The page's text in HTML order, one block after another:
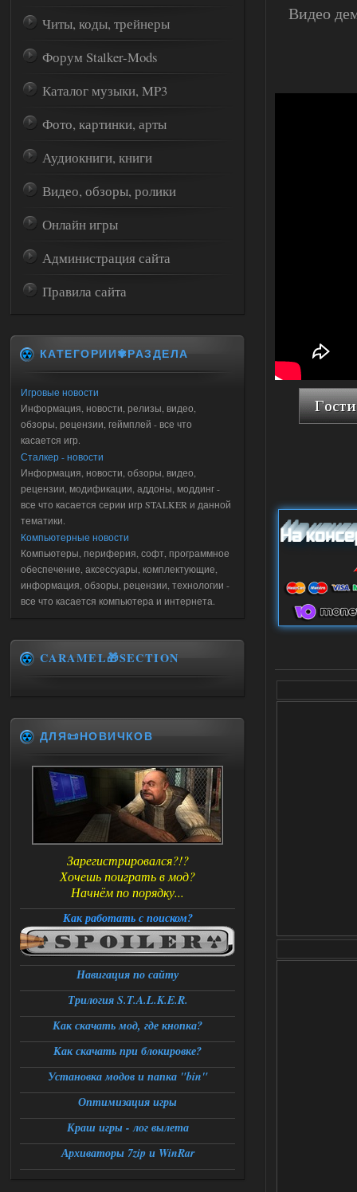
Видео
Читы, коды, трейнеры
Форум Stalker-Mods
Каталог музыки, MP3
Фото, картинки, арты
Аудиокниги, книги
Видео, обзоры, ролики
Онлайн игры
Администрация сайта
Правила сайта
КАТЕГОРИИ✾РАЗДЕЛА
Игровые новости
Информация, новости, релизы, видео,
обзоры, рецензии, геймплей - все что
касается игр.
Сталкер - новости
Информация, новости, обзоры, видео,
рецензии, модификации, аддоны, моддинг -
все что касается серии игр STALKER и данной
тематики.
Компьютерные новости
Компьютеры, периферия, софт, программное
обеспечение, аксессуары, комплектующие,
информация, обзоры, рецензии, технологии -
все что касается компьютера и интернета.
CARAMEL🎁SECTION
ДЛЯ📜НОВИЧКОВ
Зарегистрировался?!?
Хочешь поиграть в мод?
Начнём по порядку...
Как работать с поиском?
Навигация по сайту
Трилогия S.T.A.L.K.E.R.
Как скачать мод, где кнопка?
Как скачать при блокировке?
Установка модов и папка "bin"
Оптимизация игры
Краш игры - лог вылета
Архиваторы 7zip и WinRar